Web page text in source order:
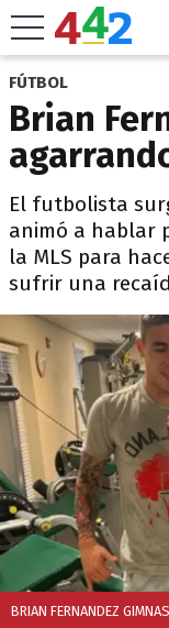
FÚTBOL
Brian
El futbolista
animó a hablar
la MLS para
sufrir una
BRIAN FERNANDEZ